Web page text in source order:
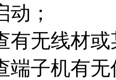
；
无线材或
子机有无